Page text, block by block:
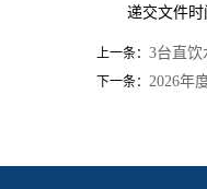
递交文件时
上一条： 3台直饮
下一条： 2026年